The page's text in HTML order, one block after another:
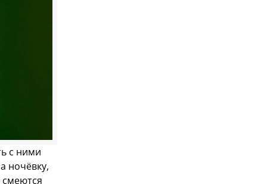
с ними
ночёвку,